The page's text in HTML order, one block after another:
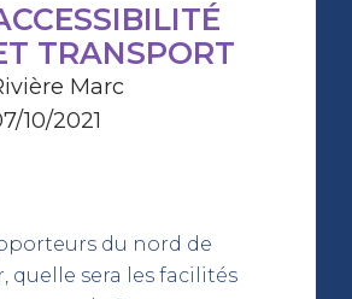
TRANSPORT
Marc
10/2021
du nord de
quelle sera les facilités